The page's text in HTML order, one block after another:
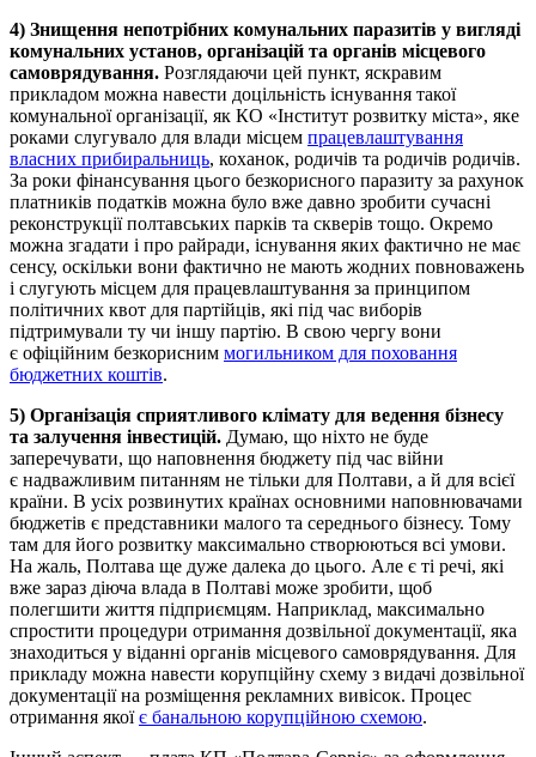
4) Знищення непотрібних комунальних паразитів у вигляді
комунальних установ, організацій та органів місцевого
самоврядування. Розглядаючи цей пункт, яскравим
прикладом можна навести доцільність існування такої
комунальної організації, як КО «Інститут розвитку міста», яке
роками слугувало для влади місцем працевлаштування
власних прибиральниць, коханок, родичів та родичів родичів.
За роки фінансування цього безкорисного паразиту за рахунок
платників податків можна було вже давно зробити сучасні
реконструкції полтавських парків та скверів тощо. Окремо
можна згадати і про райради, існування яких фактично не має
сенсу, оскільки вони фактично не мають жодних повноважень
і слугують місцем для працевлаштування за принципом
політичних квот для партійців, які під час виборів
підтримували ту чи іншу партію. В свою чергу вони
є офіційним безкорисним могильником для поховання
бюджетних коштів.
5) Організація сприятливого клімату для ведення бізнесу
та залучення інвестицій. Думаю, що ніхто не буде
заперечувати, що наповнення бюджету під час війни
є надважливим питанням не тільки для Полтави, а й для всієї
країни. В усіх розвинутих країнах основними наповнювачами
бюджетів є представники малого та середнього бізнесу. Тому
там для його розвитку максимально створюються всі умови.
На жаль, Полтава ще дуже далека до цього. Але є ті речі, які
вже зараз діюча влада в Полтаві може зробити, щоб
полегшити життя підприємцям. Наприклад, максимально
спростити процедури отримання дозвільної документації, яка
знаходиться у віданні органів місцевого самоврядування. Для
прикладу можна навести корупційну схему з видачі дозвільної
документації на розміщення рекламних вивісок. Процес
отримання якоїє банальною корупційною схемою.